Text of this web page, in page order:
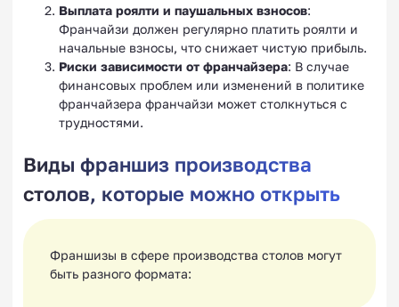
Выплата роялти и паушальных взносов:
Франчайзи должен регулярно платить роялти и
начальные взносы, что снижает чистую прибыль.
Риски зависимости от франчайзера: В случае
финансовых проблем или изменений в политике
франчайзера франчайзи может столкнуться с
трудностями.
Виды франшиз производства
столов, которые можно открыть
Франшизы в сфере производства столов могут
быть разного формата: